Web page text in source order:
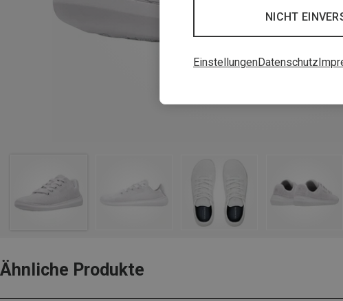
Ähnliche Produkte
NICHT
EinstellungenDatenschutz